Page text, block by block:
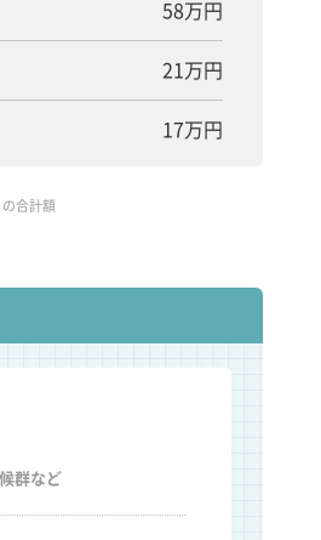
58万円
21万円
17万円
合計額
群など